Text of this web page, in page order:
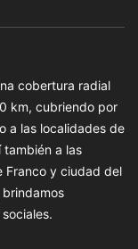
cobertura radial
km, cubriendo por
a las localidades de
también a las
Franco y ciudad del
brindamos